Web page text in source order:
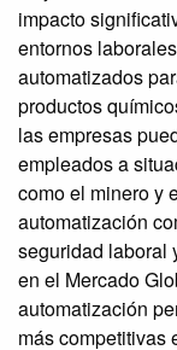
impacto
entornos
automatizados
productos
las empresas
empleados a
como el minero y
automatización
seguridad laboral
en el Mercado
automatización
más competitivas